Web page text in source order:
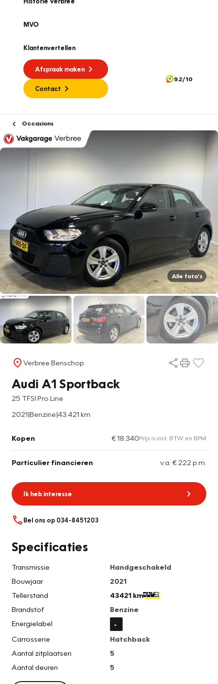
MVO
Klantenvertellen
Afspraak maken
Contact
9.2/10
Occasions
Alle foto's
Verbree Benschop
Audi A1 Sportback
25 TFSI Pro Line
2021|Benzine|43.421 km
Kopen € 18.340Prijs is incl. BTW en BPM
Particulier financieren v.a. € 222 p.m.
Ik heb interesse
Bel ons op 034-8451203
Specificaties
Transmissie
Handgeschakeld
Bouwjaar
2021
Tellerstand
43421 km
Brandstof
Benzine
Energielabel
-
Carrosserie
Hatchback
Aantal zitplaatsen
5
Aantal deuren
5